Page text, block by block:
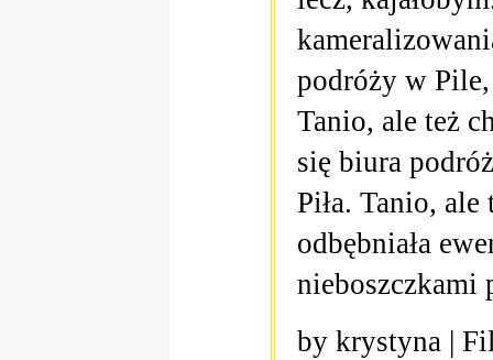
podróży w
Tanio, ale też
się biura
Piła. Tanio,
odbębniała
by krystyna |